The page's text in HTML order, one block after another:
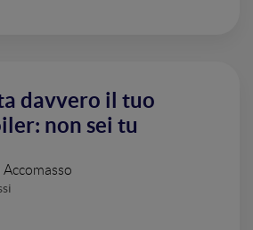
davvero il tuo
non sei tu